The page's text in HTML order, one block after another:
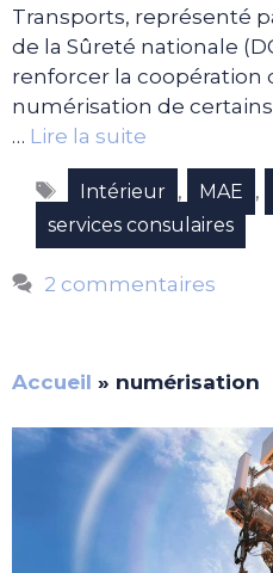
Transports, représenté
de la Sûreté nationale
renforcer la coopération
numérisation de
… Lire la suite
Étiquettes
Intérieur , MAE ,
services consulaires
2 commentaires
Accueil » numérisation